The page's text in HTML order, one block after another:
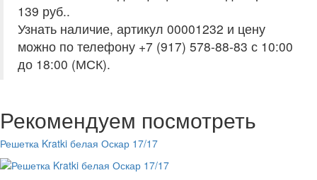
139 руб..
Узнать наличие, артикул 00001232 и цену
можно по телефону +7 (917) 578-88-83 с 10:00
до 18:00 (МСК).
Рекомендуем посмотреть
Решетка Kratki белая Оскар 17/17